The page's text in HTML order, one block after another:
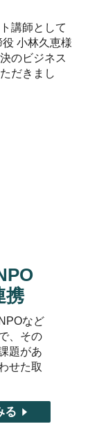
講師として
小林久恵様
のビジネス
だきまし
携
など
、その
題があ
せた取
る